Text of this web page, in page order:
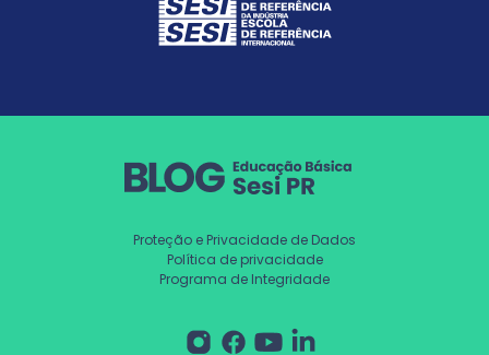
Proteção e Privacidade de Dados
Política de privacidade
Programa de Integridade